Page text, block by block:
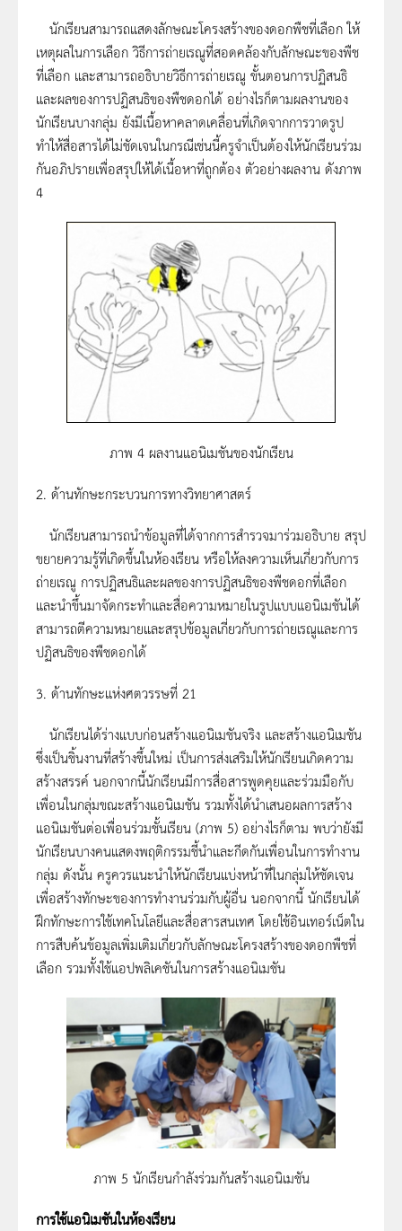
นักเรียนสามารถแสดงลักษณะโครงสร้างของดอกพืชที่เลือก ให้
เหตุผลในการเลือก วิธีการถ่ายเรณูที่สอดคล้องกับลักษณะของพืช
ที่เลือก และสามารถอธิบายวิธีการถ่ายเรณู ขั้นตอนการปฏิสนธิ
และผลของการปฏิสนธิของพืชดอกได้ อย่างไรก็ตามผลงานของ
นักเรียนบางกลุ่ม ยังมีเนื้อหาคลาดเคลื่อนที่เกิดจากการวาดรูป
ทำให้สื่อสารได้ไม่ชัดเจนในกรณีเช่นนี้ครูจำเป็นต้องให้นักเรียนร่วม
กันอภิปรายเพื่อสรุปให้ได้เนื้อหาที่ถูกต้อง ตัวอย่างผลงาน ดังภาพ
4
ภาพ 4 ผลงานแอนิเมชันของนักเรียน
2. ด้านทักษะกระบวนการทางวิทยาศาสตร์
นักเรียนสามารถนำข้อมูลที่ได้จากการสำรวจมาร่วมอธิบาย สรุป
ขยายความรู้ที่เกิดขึ้นในห้องเรียน หรือให้ลงความเห็นเกี่ยวกับการ
ถ่ายเรณู การปฏิสนธิและผลของการปฏิสนธิของพืชดอกที่เลือก
และนำขึ้นมาจัดกระทำและสื่อความหมายในรูปแบบแอนิเมชันได้
สามารถตีความหมายและสรุปข้อมูลเกี่ยวกับการถ่ายเรณูและการ
ปฏิสนธิของพืชดอกได้
3. ด้านทักษะแห่งศตวรรษที่ 21
นักเรียนได้ร่างแบบก่อนสร้างแอนิเมชันจริง และสร้างแอนิเมชัน
ซึ่งเป็นชิ้นงานที่สร้างขึ้นใหม่ เป็นการส่งเสริมให้นักเรียนเกิดความ
สร้างสรรค์ นอกจากนี้นักเรียนมีการสื่อสารพูดคุยและร่วมมือกับ
เพื่อนในกลุ่มขณะสร้างแอนิเมชัน รวมทั้งได้นำเสนอผลการสร้าง
แอนิเมชันต่อเพื่อนร่วมชั้นเรียน (ภาพ 5) อย่างไรก็ตาม พบว่ายังมี
นักเรียนบางคนแสดงพฤติกรรมชี้นำและกีดกันเพื่อนในการทำงาน
กลุ่ม ดังนั้น ครูควรแนะนำให้นักเรียนแบ่งหน้าที่ในกลุ่มให้ชัดเจน
เพื่อสร้างทักษะของการทำงานร่วมกับผู้อื่น นอกจากนี้ นักเรียนได้
ฝึกทักษะการใช้เทคโนโลยีและสื่อสารสนเทศ โดยใช้อินเทอร์เน็ตใน
การสืบค้นข้อมูลเพิ่มเติมเกี่ยวกับลักษณะโครงสร้างของดอกพืชที่
เลือก รวมทั้งใช้แอปพลิเคชันในการสร้างแอนิเมชัน
ภาพ 5 นักเรียนกำลังร่วมกันสร้างแอนิเมชัน
การใช้แอนิเมชันในห้องเรียน